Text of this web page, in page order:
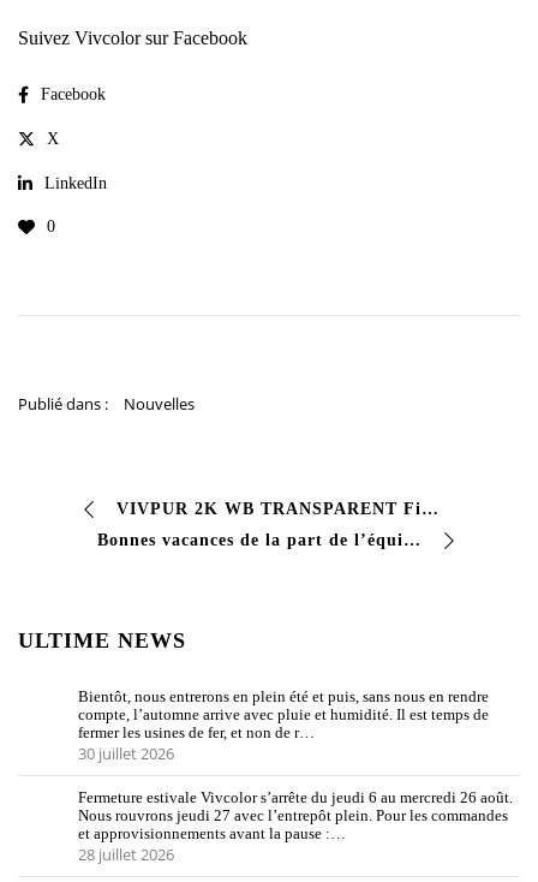
Suivez Vivcolor sur Facebook
Facebook
X
LinkedIn
0
Publié dans : Nouvelles
VIVPUR 2K WB TRANSPARENT Finition polyuréthane bi-composant à base d’eau #transparente avec d’excellentes caractéristiques de #résistance aux agents atmosphériques et d’excellentes…
Bonnes vacances de la part de l’équipe #Vivcolor Nous prenons une petite période de vacances du 08 au 25 août #vivcolor #industrialcoating #vernici #dreamitpaintit
ULTIME NEWS
Bientôt, nous entrerons en plein été et puis, sans nous en rendre
compte, l’automne arrive avec pluie et humidité. Il est temps de
fermer les usines de fer, et non de r…
30 juillet 2026
Fermeture estivale Vivcolor s’arrête du jeudi 6 au mercredi 26 août.
Nous rouvrons jeudi 27 avec l’entrepôt plein. Pour les commandes
et approvisionnements avant la pause :…
28 juillet 2026